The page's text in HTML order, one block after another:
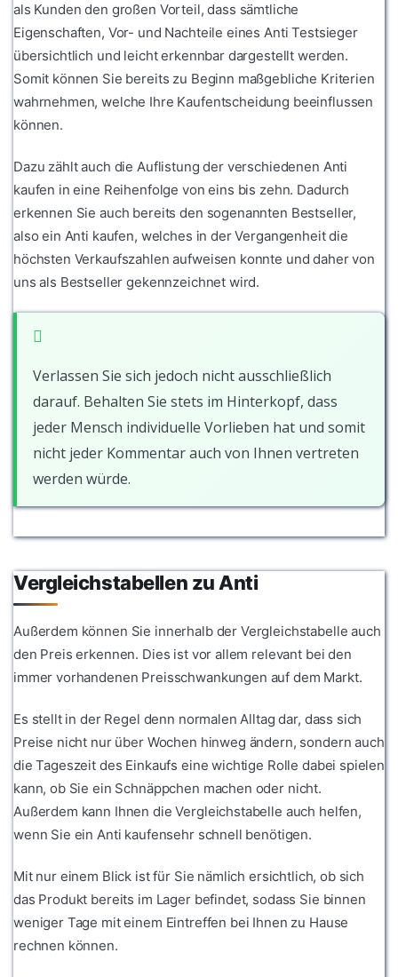
als Kunden den großen Vorteil, dass sämtliche
Eigenschaften, Vor- und Nachteile eines Anti Testsieger
übersichtlich und leicht erkennbar dargestellt werden.
Somit können Sie bereits zu Beginn maßgebliche Kriterien
wahrnehmen, welche Ihre Kaufentscheidung beeinflussen
können.
Dazu zählt auch die Auflistung der verschiedenen Anti
kaufen in eine Reihenfolge von eins bis zehn. Dadurch
erkennen Sie auch bereits den sogenannten Bestseller,
also ein Anti kaufen, welches in der Vergangenheit die
höchsten Verkaufszahlen aufweisen konnte und daher von
uns als Bestseller gekennzeichnet wird.
Verlassen Sie sich jedoch nicht ausschließlich
darauf. Behalten Sie stets im Hinterkopf, dass
jeder Mensch individuelle Vorlieben hat und somit
nicht jeder Kommentar auch von Ihnen vertreten
werden würde.
Vergleichstabellen zu Anti
Außerdem können Sie innerhalb der Vergleichstabelle auch
den Preis erkennen. Dies ist vor allem relevant bei den
immer vorhandenen Preisschwankungen auf dem Markt.
Es stellt in der Regel denn normalen Alltag dar, dass sich
Preise nicht nur über Wochen hinweg ändern, sondern auch
die Tageszeit des Einkaufs eine wichtige Rolle dabei spielen
kann, ob Sie ein Schnäppchen machen oder nicht.
Außerdem kann Ihnen die Vergleichstabelle auch helfen,
wenn Sie ein Anti kaufensehr schnell benötigen.
Mit nur einem Blick ist für Sie nämlich ersichtlich, ob sich
das Produkt bereits im Lager befindet, sodass Sie binnen
weniger Tage mit einem Eintreffen bei Ihnen zu Hause
rechnen können.